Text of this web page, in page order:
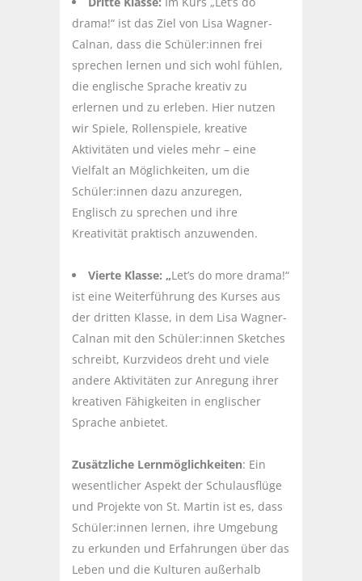
drama!“ ist das Ziel von Lisa Wagner-
Calnan, dass die Schüler:innen frei
sprechen lernen und sich wohl fühlen,
die englische Sprache kreativ zu
erlernen und zu erleben. Hier nutzen
wir Spiele, Rollenspiele, kreative
Aktivitäten und vieles mehr – eine
Vielfalt an Möglichkeiten, um die
Schüler:innen dazu anzuregen,
Englisch zu sprechen und ihre
Kreativität praktisch anzuwenden.
Vierte Klasse: „Let’s do more drama!“
ist eine Weiterführung des Kurses aus
der dritten Klasse, in dem Lisa Wagner-
Calnan mit den Schüler:innen Sketches
schreibt, Kurzvideos dreht und viele
andere Aktivitäten zur Anregung ihrer
kreativen Fähigkeiten in englischer
Sprache anbietet.
Zusätzliche Lernmöglichkeiten: Ein
wesentlicher Aspekt der Schulausflüge
und Projekte von St. Martin ist es, dass
Schüler:innen lernen, ihre Umgebung
zu erkunden und Erfahrungen über das
Leben und die Kulturen außerhalb